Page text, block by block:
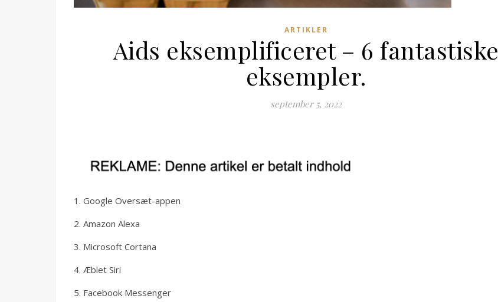
ARTIKLER
Aids eksemplificeret – 6 fantastiske
eksempler.
september 5, 2022
1. Google Oversæt-appen
2. Amazon Alexa
3. Microsoft Cortana
4. Æblet Siri
5. Facebook Messenger